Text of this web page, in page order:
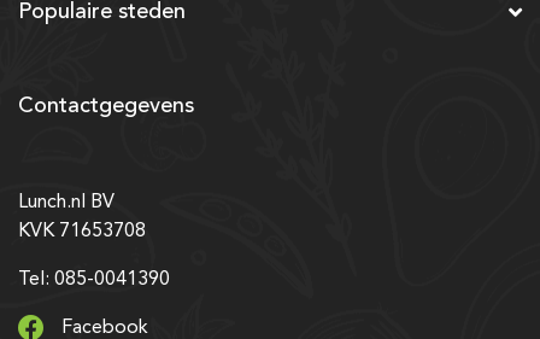
Populaire steden
Contactgegevens
Lunch.nl BV
KVK 71653708
Tel: 085-0041390
Facebook